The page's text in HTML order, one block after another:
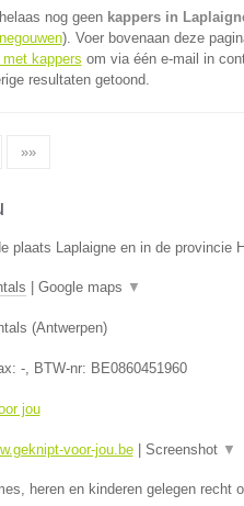
nog geen kappers in
). Voer bovenaan deze
kappers om via één e-mail in
resultaten getoond.
»»
plaats Laplaigne en in de provincie
Google maps ▼
(Antwerpen)
-, BTW-nr: BE0860451960
jou
voor-jou.be| Screenshot ▼
heren en kinderen gelegen recht